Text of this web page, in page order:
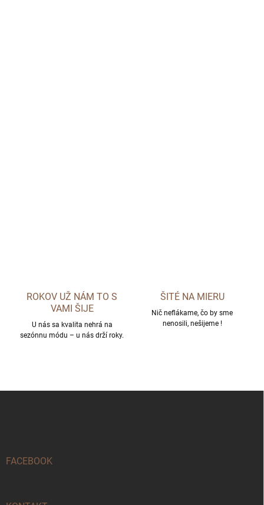
ROKOV UŽ NÁM TO S
VAMI ŠIJE
U nás sa kvalita nehrá na
sezónnu módu – u nás drží roky.
ŠITÉ NA MIERU
Nič neflákame, čo by sme
nenosili, nešijeme !
FACEBOOK